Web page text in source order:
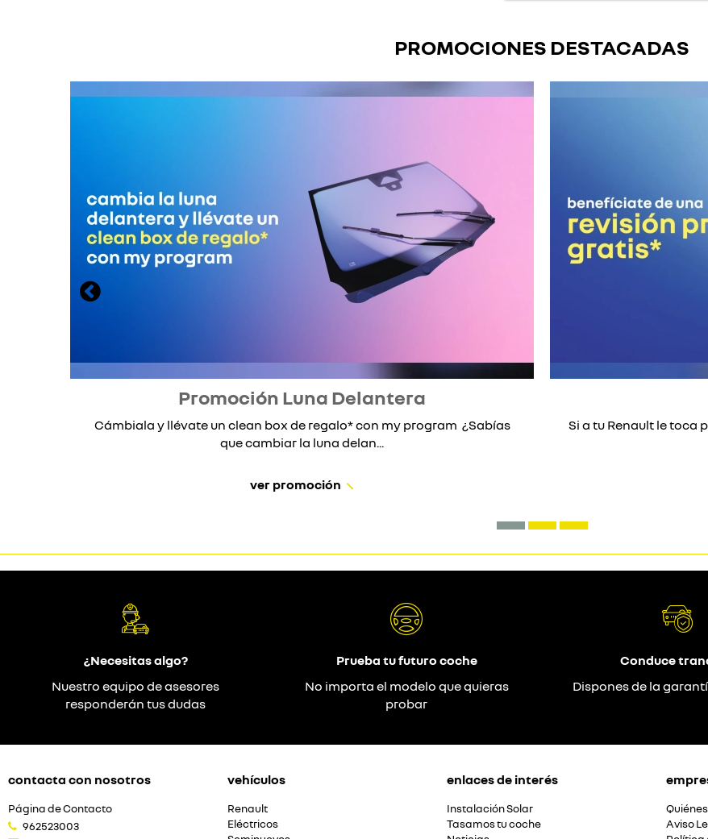
PROMOCIONES DESTACADAS
Promoción Luna Delantera
Cámbiala y llévate un clean box de regalo* con my program ¿Sabías
que cambiar la luna delan...
ver promoción
Si a tu Renault le toca
¿Necesitas algo?
Nuestro equipo de asesores
responderán tus dudas
Prueba tu futuro coche
No importa el modelo que quieras
probar
Conduce
Dispones de la
contacta con nosotros
Página de Contacto
962523003
vehículos
Renault
Eléctricos
enlaces de interés
Instalación Solar
Tasamos tu coche
Aviso